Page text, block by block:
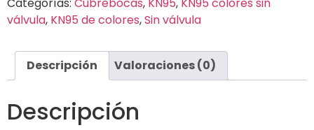
válvula, KN95 de colores,Sin válvula
Descripción Valoraciones (0)
Descripción